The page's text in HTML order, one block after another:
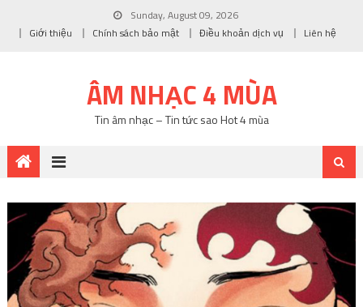
Sunday, August 09, 2026
Giới thiệu
Chính sách bảo mật Điều khoản dịch vụ Liên hệ
ÂM NHẠC 4 MÙA
Tin âm nhạc – Tin tức sao Hot 4 mùa